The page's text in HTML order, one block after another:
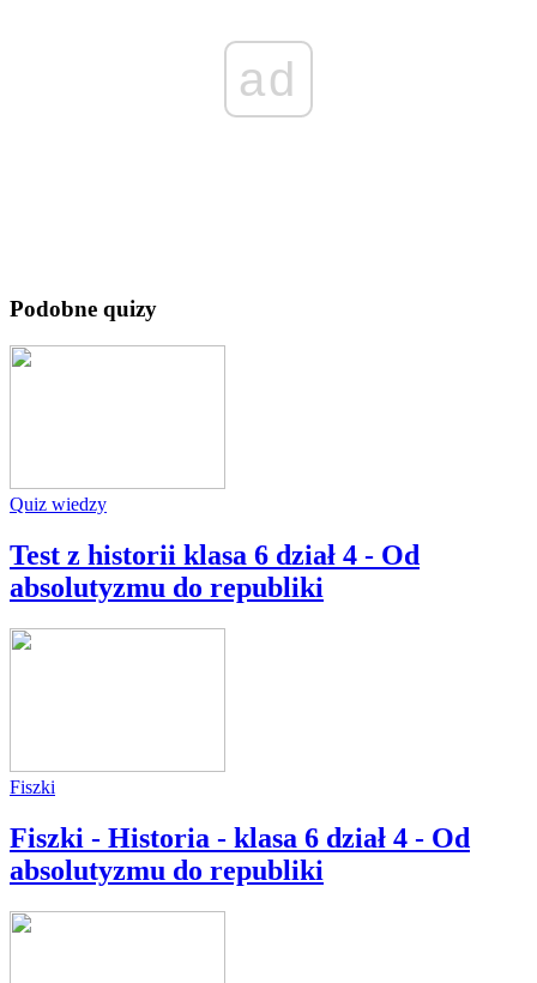
ad
Podobne quizy
Quiz wiedzy
Test z historii klasa 6 dział 4 - Od
absolutyzmu do republiki
Fiszki
Fiszki - Historia - klasa 6 dział 4 - Od
absolutyzmu do republiki